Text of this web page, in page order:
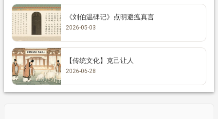
《刘伯温碑记》点明避瘟真言
2026-05-03
【传统文化】克己让人
2026-06-28